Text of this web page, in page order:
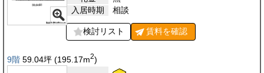
入居時期
相談
検討リスト 賃料を確認
9階 59.04坪 (195.17m2)